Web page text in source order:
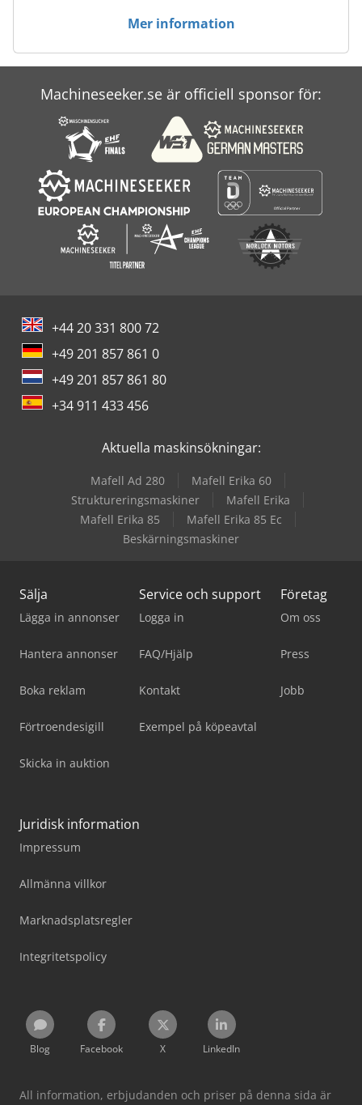
Case Ih Mx 240
Case Ih Mx 285
Case-Ih Maxxum
Mer information
Machineseeker.se är officiell sponsor för:
+44 20 331 800 72
+49 201 857 861 0
+49 201 857 861 80
+34 911 433 456
Aktuella maskinsökningar:
Mafell Ad 280
Mafell Erika 60
Struktureringsmaskiner
Mafell Erika
Mafell Erika 85
Mafell Erika 85 Ec
Beskärningsmaskiner
Sälja
Lägga in annonser
Hantera annonser
Boka reklam
Förtroendesigill
Skicka in auktion
Service och support
Logga in
FAQ/Hjälp
Kontakt
Exempel på köpeavtal
Företag
Om oss
Press
Jobb
Juridisk information
Impressum
Allmänna villkor
Marknadsplatsregler
Integritetspolicy
Blog Facebook X LinkedIn
All information, erbjudanden och priser på denna sida är